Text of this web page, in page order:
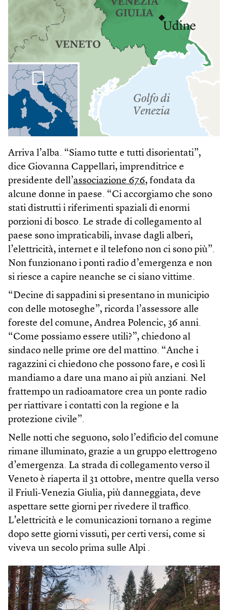
Arriva l’alba. “Siamo tutte e tutti disorientati”,
dice Giovanna Cappellari, imprenditrice e
presidente dell’associazione 676, fondata da
alcune donne in paese. “Ci accorgiamo che sono
stati distrutti i riferimenti spaziali di enormi
porzioni di bosco. Le strade di collegamento al
paese sono impraticabili, invase dagli alberi,
l’elettricità, internet e il telefono non ci sono più”.
Non funzionano i ponti radio d’emergenza e non
si riesce a capire neanche se ci siano vittime.
“Decine di sappadini si presentano in municipio
con delle motoseghe”, ricorda l’assessore alle
foreste del comune, Andrea Polencic, 36 anni.
“Come possiamo essere utili?”, chiedono al
sindaco nelle prime ore del mattino. “Anche i
ragazzini ci chiedono che possono fare, e così li
mandiamo a dare una mano ai più anziani. Nel
frattempo un radioamatore crea un ponte radio
per riattivare i contatti con la regione e la
protezione civile”.
Nelle notti che seguono, solo l’edificio del comune
rimane illuminato, grazie a un gruppo elettrogeno
d’emergenza. La strada di collegamento verso il
Veneto è riaperta il 31 ottobre, mentre quella verso
il Friuli-Venezia Giulia, più danneggiata, deve
aspettare sette giorni per rivedere il traffico.
L’elettricità e le comunicazioni tornano a regime
dopo sette giorni vissuti, per certi versi, come si
viveva un secolo prima sulle Alpi .